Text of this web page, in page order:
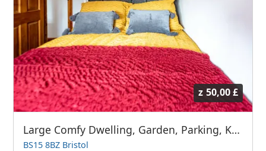
z 50,00 £
Large Comfy Dwelling, Garden, Parking, Kingswood
BS15 8BZ Bristol